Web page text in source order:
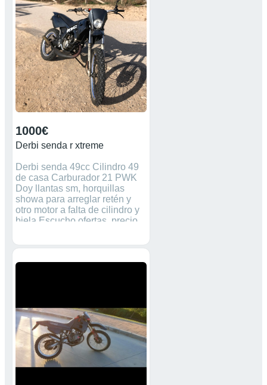
1000€
Derbi senda r xtreme
Derbi senda 49cc Cilindro 49
de casa Carburador 21 PWK
Doy llantas sm, horquillas
showa para arreglar retén y
otro motor a falta de cilindro y
biela Escucho ofertas, precio